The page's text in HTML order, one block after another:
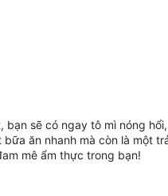
bạn sẽ có ngay tô mì nóng
ăn nhanh mà còn là một
mê ẩm thực trong bạn!